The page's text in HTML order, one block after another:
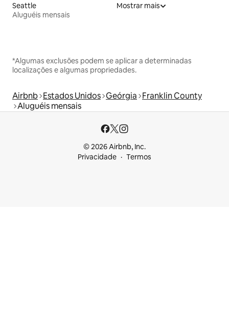
Seattle
Aluguéis mensais
Mostrar mais
*Algumas exclusões podem se aplicar a determinadas
localizações e algumas propriedades.
Airbnb Estados Unidos Geórgia Franklin County
Aluguéis mensais
© 2026 Airbnb, Inc.
Privacidade
Termos